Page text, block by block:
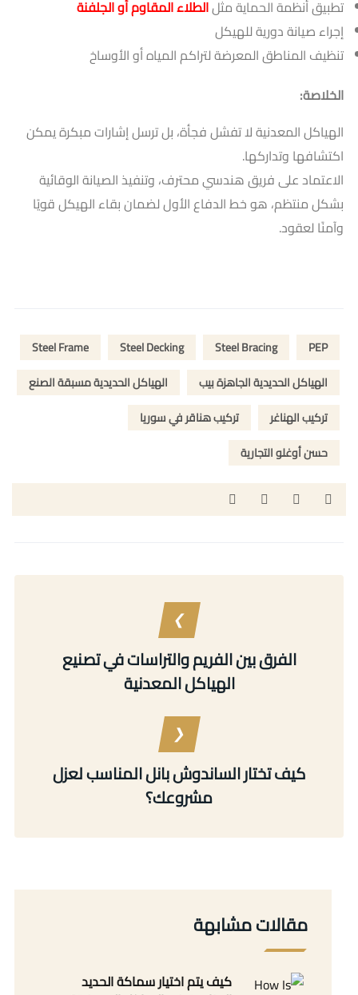
تطبيق أنظمة الحماية مثلالطلاء المقاوم أو الجلفنة
إجراء صيانة دورية للهيكل
تنظيف المناطق المعرضة لتراكم المياه أو الأوساخ
الخلاصة:
الهياكل المعدنية لا تفشل فجأة، بل ترسل إشارات مبكرة يمكن
اكتشافها وتداركها.
الاعتماد على فريق هندسي محترف، وتنفيذ الصيانة الوقائية
بشكل منتظم، هو خط الدفاع الأول لضمان بقاء الهيكل قويًا
وآمنًا لعقود.
PEP
Steel Bracing
Steel Decking
Steel Frame
الهياكل الحديدية الجاهزة بيب
الهياكل الحديدية مسبقة الصنع
تركيب الهناغر
تركيب هناقر في سوريا
حسن أوغلو التجارية
الفرق بين الفريم والتراسات في تصنيع
الهياكل المعدنية
كيف تختار الساندوش بانل المناسب لعزل
مشروعك؟
مقالات مشابهة
كيف يتم اختيار سماكة الحديد